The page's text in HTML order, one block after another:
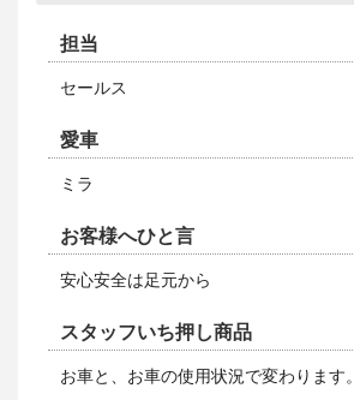
担当
セールス
愛車
ミラ
お客様へひと言
安心安全は足元から
スタッフいち押し商品
お車と、お車の使用状況で変わります。